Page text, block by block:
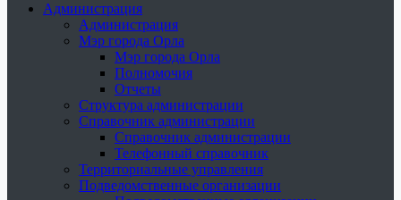
Администрация
Администрация
Мэр города Орла
Мэр города Орла
Полномочия
Отчеты
Структура администрации
Справочник администрации
Справочник администрации
Телефонный справочник
Территориальные управления
Подведомственные организации